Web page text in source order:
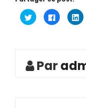
Cliquez
pour
partager
fenêtre)
Cliquez
pour
partager
fenêtre)
Par